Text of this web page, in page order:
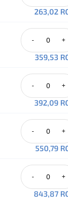
263,02
- +
359,53
- +
392,09
- +
550,79
- +
843,87